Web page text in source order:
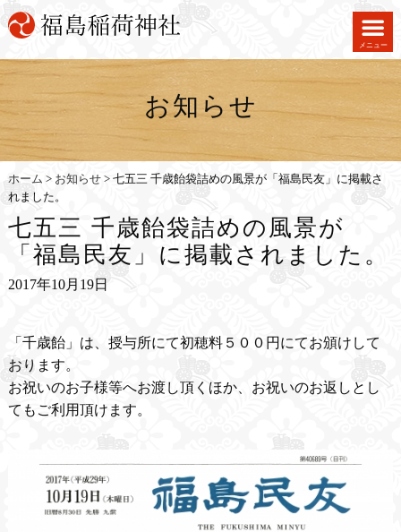
メニュー
お知らせ
ホーム > お知らせ> 七五三 千歳飴袋詰めの風景が「福島民友」に掲載さ
れました。
七五三 千歳飴袋詰めの風景が
「福島民友」に掲載されました。
2017年10月19日
「千歳飴」は、授与所にて初穂料５００円にてお頒けして
おります。
お祝いのお子様等へお渡し頂くほか、お祝いのお返しとし
てもご利用頂けます。